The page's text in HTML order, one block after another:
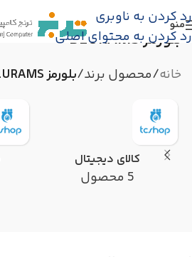
رد کردن به ناوبری
رد کردن به محتوای اصلی
منو
بلورمز BLURAMS
خانه/محصول برند/بلورمز BLURAMS
کالای دیجیتال
5 محصول